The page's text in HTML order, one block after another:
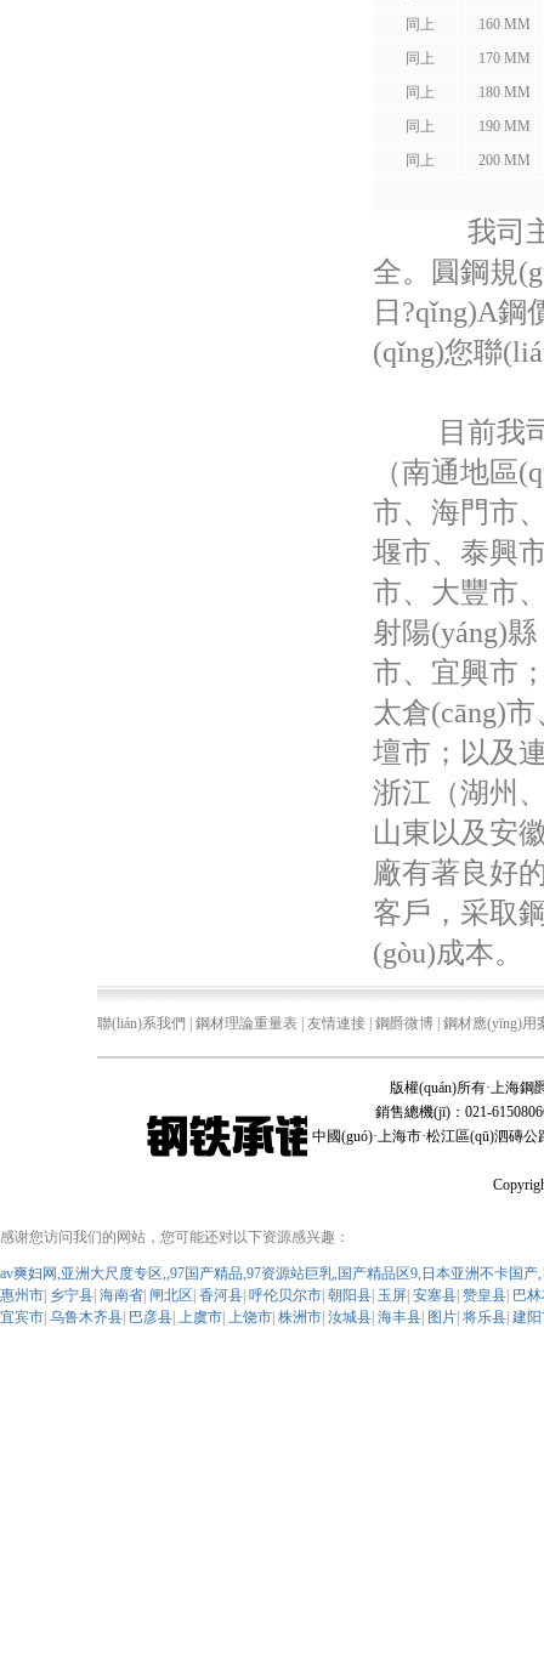
同上
160 MM
同上
170 MM
同上
180 MM
同上
190 MM
同上
200 MM
我司主營
全。圓鋼
日?qǐng)A鋼
(qǐng)您聯
目前我司
（南通地區
市、海門市
堰市、泰
市、大豐市
射陽(yáng)縣
市、宜興市；
太倉(cāng)市
壇市；以及連
浙江（湖州
山東以及安徽
廠有著良好
客戶，采取鋼
(gòu)成本。
聯(lián)系我們 鋼材理論重量表 友情連接 鋼爵微博 鋼材應(yīng)用
版權(quán)所有·上海鋼
銷售總機(jī)：021-
中國(guó)·上海市·松江區(qū)泗磚公
感谢您访问我们的网站，您可能还对以下资源感兴趣：
av爽妇网,亚洲大尺度专区,,97国产精品,97资源站巨乳,国产精品区9,日本亚洲不卡国
惠州市 乡宁县 海南省 闸北区 香河县 呼伦贝尔市 朝阳县 玉屏 安塞县 赞皇县 巴
宜宾市 乌鲁木齐县 巴彦县 上虞市 上饶市 株洲市 汝城县 海丰县 图片 将乐县 建